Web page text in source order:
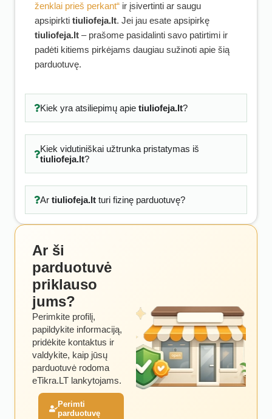
ženklai prieš perkant“ ir įsivertinti ar saugu
apsipirkti tiuliofeja.lt. Jei jau esate apsipirkę
tiuliofeja.lt – prašome pasidalinti savo patirtimi ir
padėti kitiems pirkėjams daugiau sužinoti apie šią
parduotuvę.
Kiek yra atsiliepimų apie tiuliofeja.lt?
Kiek vidutiniškai užtrunka pristatymas iš
tiuliofeja.lt?
Ar tiuliofeja.ltturi fizinę parduotuvę?
Ar ši
parduotuvė
priklauso
jums?
Perimkite profilį,
papildykite informaciją,
pridėkite kontaktus ir
valdykite, kaip jūsų
parduotuvė rodoma
eTikra.LT lankytojams.
Perimti
parduotuvę